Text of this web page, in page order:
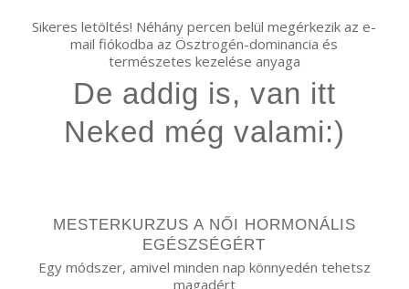
Sikeres letöltés! Néhány percen belül megérkezik az e-
mail fiókodba az Ösztrogén-dominancia és
természetes kezelése anyaga
De addig is, van itt
Neked még valami:)
MESTERKURZUS A NŐI HORMONÁLIS
EGÉSZSÉGÉRT
Egy módszer, amivel minden nap könnyedén tehetsz
magadért